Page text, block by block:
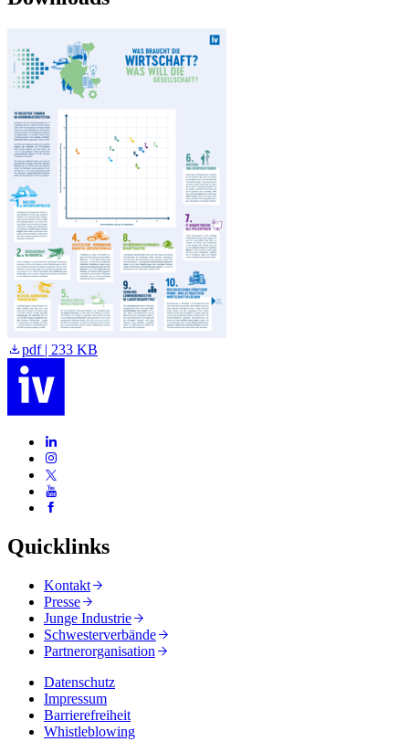
pdf | 233 KB
Quicklinks
Kontakt
Presse
Junge Industrie
Schwesterverbände
Partnerorganisation
Datenschutz
Impressum
Barrierefreiheit
Whistleblowing